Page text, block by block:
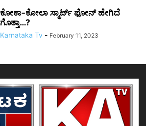
ಕೋಕಾ-ಕೋಲಾ ಸ್ಮಾರ್ಟ್ ಫೋನ್ ಹೇಗಿದೆ
ಗೊತ್ತಾ…?
Karnataka Tv - February 11, 2023